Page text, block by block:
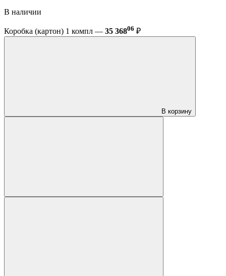
В наличии
Коробка (картон) 1 компл — 35 36806 ₽
В корзину